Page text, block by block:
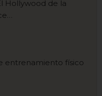
Hollywood de la
entrenamiento físico